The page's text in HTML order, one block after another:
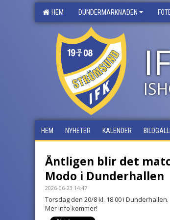
HEM DUNDERMARKNADEN
HEM NYHETER KALENDER
Äntligen blir det
Modo i Dunderhallen
2026-06-23 14:47
Torsdag den 20/8 kl. 18.00 i Dunderhallen.
Mer info kommer!